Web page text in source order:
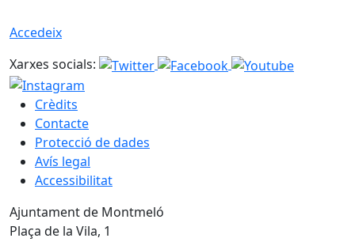
Accedeix
Xarxes socials:
Crèdits
Contacte
Protecció de dades
Avís legal
Accessibilitat
Ajuntament de Montmeló
Plaça de la Vila, 1